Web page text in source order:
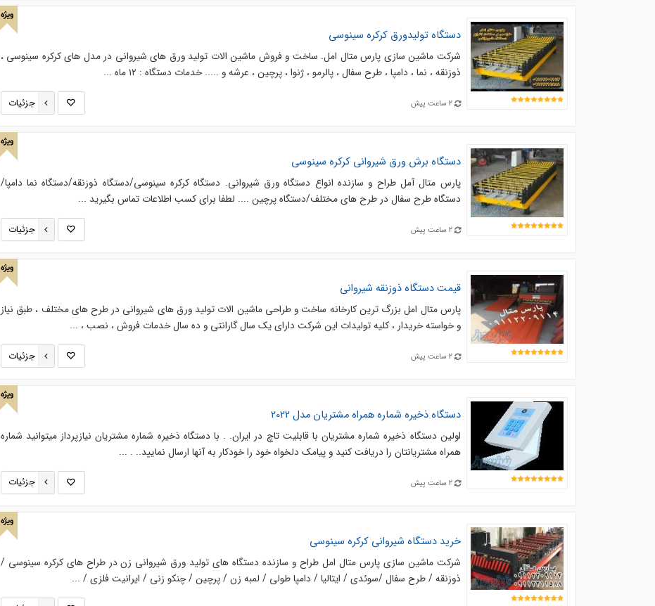
ویژه
دستگاه تولید‌ورق کرکره سینوسی
شرکت ماشین سازی پارس متال امل. ساخت و فروش ماشین الات تولید ورق های شیروانی در مدل های کرکره سینوسی ،
ذوزنقه ، نما ، دامپا ، طرح سفال ، پالرمو ، ژنوا ، پرچین ، عرشه و ..... خدمات دستگاه : ۱۲ ماه ...
2 ساعت پیش جزئیات
ویژه
دستگاه برش ورق شیروانی کرکره سینوسی
پارس متال آمل طراح و سازنده انواع دستگاه ورق شیروانی. دستگاه کرکره سینوسی/دستگاه ذوزنقه/دستگاه نما دامپا/
دستگاه طرح سفال در طرح های مختلف/دستگاه پرچین .... لطفا برای کسب اطلاعات تماس بگیرید ...
2 ساعت پیش جزئیات
ویژه
قیمت دستگاه ذوزنقه شیروانی
پارس متال امل بزرگ ترین کارخانه ساخت و طراحی ماشین الات تولید ورق های شیروانی در طرح های مختلف ، طبق نیاز
و خواسته خریدار ، کلیه تولیدات این شرکت دارای یک سال گارانتی و ده سال خدمات فروش ، نصب ، ...
2 ساعت پیش جزئیات
ویژه
دستگاه ذخیره شماره همراه مشتریان مدل 2022
اولین دستگاه ذخیره شماره مشتریان با قابلیت تاچ در ایران. . با دستگاه ذخیره شماره مشتریان نیازپرداز میتوانید شماره
همراه مشتریانتان را دریافت کنید و پیامک دلخواه خود را خودکار به آنها ارسال نمایید.. . ...
2 ساعت پیش جزئیات
ویژه
خرید دستگاه شیروانی کرکره سینوسی
شرکت ماشین سازی پارس متال امل طراح و سازنده دستگاه های تولید ورق شیروانی زن در طراح های کرکره سینوسی /
ذوزنقه / طرح سفال /سوئدی / ایتالیا / دامپا طولی / لمبه زن / پرچین / چنکو زنی / ایرانیت فلزی / ...